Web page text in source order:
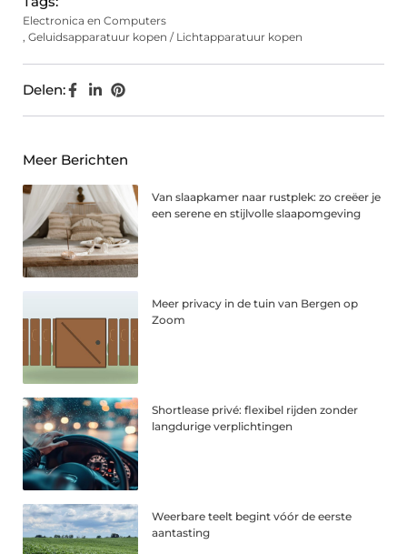
Electronica en Computers
, Geluidsapparatuur kopen / Lichtapparatuur kopen
Delen:
Meer Berichten
Van slaapkamer naar rustplek: zo creëer je
een serene en stijlvolle slaapomgeving
Meer privacy in de tuin van Bergen op
Zoom
Shortlease privé: flexibel rijden zonder
langdurige verplichtingen
Weerbare teelt begint vóór de eerste
aantasting